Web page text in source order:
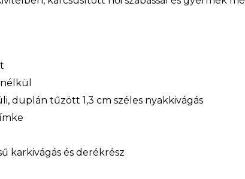
duplán tűzött 1,3 cm széles nyakkivágás
karkivágás és derékrész